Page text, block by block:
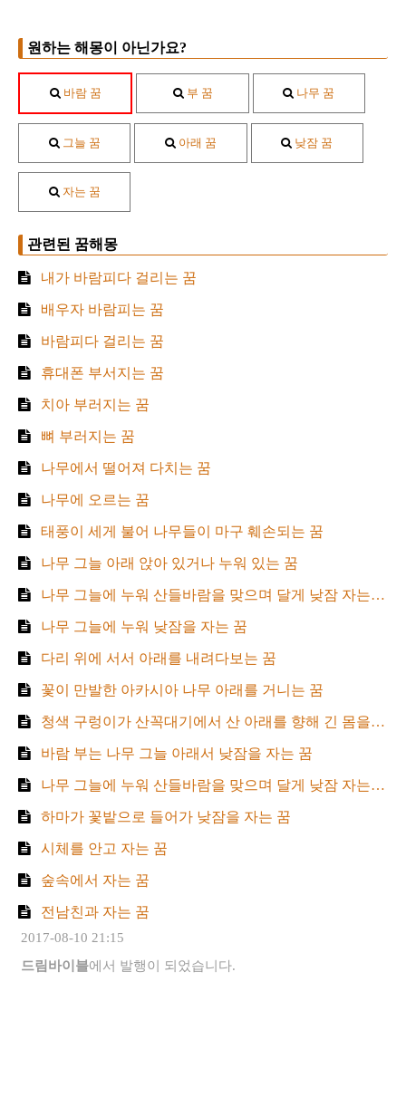
원하는 해몽이 아닌가요?
바람 꿈 부 꿈 나무 꿈
그늘 꿈 아래 꿈 낮잠 꿈
자는 꿈
관련된 꿈해몽
내가 바람피다 걸리는 꿈
배우자 바람피는 꿈
바람피다 걸리는 꿈
휴대폰 부서지는 꿈
치아 부러지는 꿈
뼈 부러지는 꿈
나무에서 떨어져 다치는 꿈
나무에 오르는 꿈
태풍이 세게 불어 나무들이 마구 훼손되는 꿈
나무 그늘 아래 앉아 있거나 누워 있는 꿈
나무 그늘에 누워 산들바람을 맞으며 달게 낮잠 자는 꿈
나무 그늘에 누워 낮잠을 자는 꿈
다리 위에 서서 아래를 내려다보는 꿈
꽃이 만발한 아카시아 나무 아래를 거니는 꿈
청색 구렁이가 산꼭대기에서 산 아래를 향해 긴 몸을 늘어뜨리고 있는 꿈
바람 부는 나무 그늘 아래서 낮잠을 자는 꿈
나무 그늘에 누워 산들바람을 맞으며 달게 낮잠 자는 꿈
하마가 꽃밭으로 들어가 낮잠을 자는 꿈
시체를 안고 자는 꿈
숲속에서 자는 꿈
전남친과 자는 꿈
2017-08-10 21:15
드림바이블에서 발행이 되었습니다.